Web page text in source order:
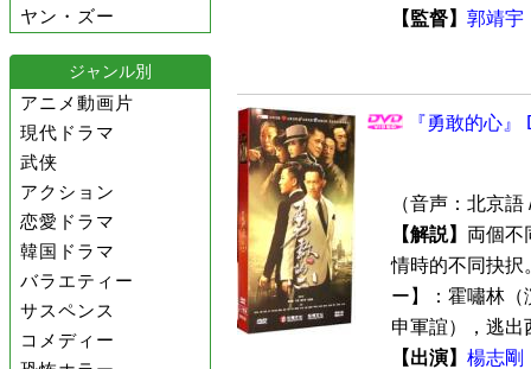
ヤン・ズー
ジャンル別
アニメ動画片
現代ドラマ
武侠
アクション
恋愛ドラマ
韓国ドラマ
バラエティー
サスペンス
コメディー
【監督】 郭靖宇
『勇敢的心
（音声：北京
【解説】 両個不
情時的不同抉択
ー】：霍嘯林（
申軍誼），逃出
【出演】 楊志剛